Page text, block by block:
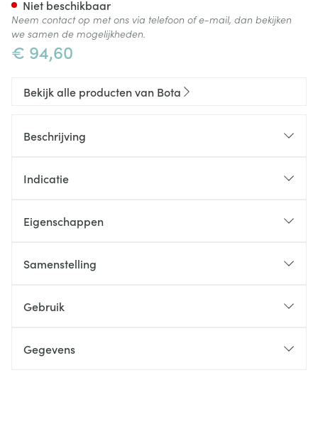
€ 94,60
Niet beschikbaar
Neem contact op met ons via telefoon of e-mail, dan bekijken
we samen de mogelijkheden.
Bekijk alle producten van Bota
Beschrijving
Indicatie
Eigenschappen
Samenstelling
Gebruik
Gegevens